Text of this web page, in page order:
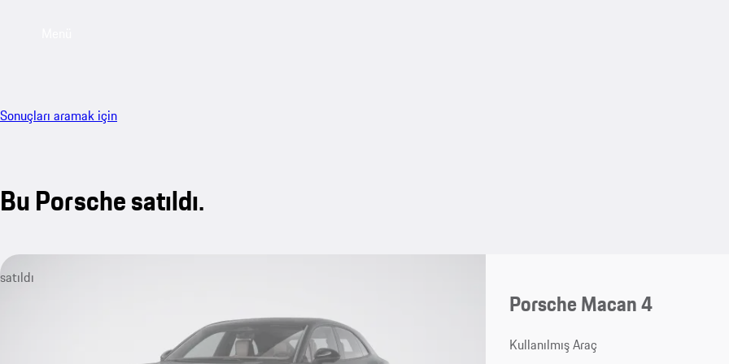
Sonuçları aramak için
Bu Porsche satıldı.
satıldı
Porsche Macan 4
Kullanılmış Araç